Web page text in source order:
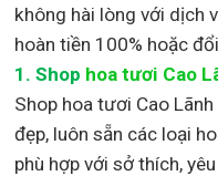
không hài lòng với dịch
hoàn tiền 100% hoặc
1.Shop hoa tươi Cao
Shop hoa tươi Cao
đẹp, luôn sẵn các loại
phù hợp với sở thích,